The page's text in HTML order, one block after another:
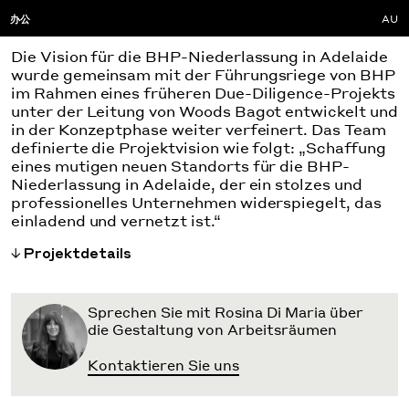
办公 AU
Die Vision für die BHP-Niederlassung in Adelaide
wurde gemeinsam mit der Führungsriege von BHP
im Rahmen eines früheren Due-Diligence-Projekts
unter der Leitung von Woods Bagot entwickelt und
in der Konzeptphase weiter verfeinert. Das Team
definierte die Projektvision wie folgt: „Schaffung
eines mutigen neuen Standorts für die BHP-
Niederlassung in Adelaide, der ein stolzes und
professionelles Unternehmen widerspiegelt, das
einladend und vernetzt ist.“
Projektdetails
Sprechen Sie mit Rosina Di Maria über
die Gestaltung von Arbeitsräumen
Kontaktieren Sie uns